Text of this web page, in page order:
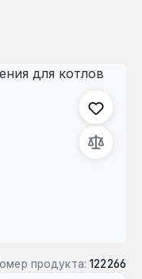
продукта: 122266